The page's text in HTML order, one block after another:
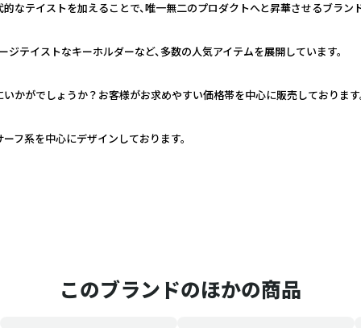
なテイストを加えることで、唯一無二のプロダクトへと昇華させるブラン
テイストなキーホルダーなど、多数の人気アイテムを展開しています。
かがでしょうか？お客様がお求めやすい価格帯を中心に販売しております
フ系を中心にデザインしております。
このブランドのほかの商品